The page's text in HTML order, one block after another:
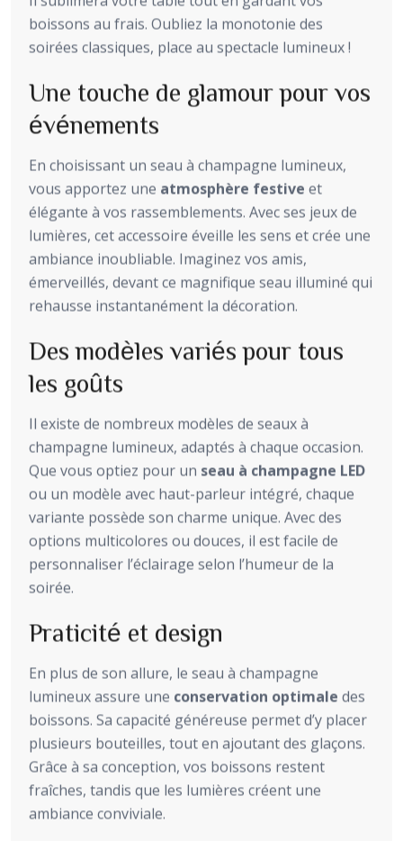
boissons au frais. Oubliez la monotonie des
soirées classiques, place au spectacle lumineux !
Une touche de glamour pour vos
événements
En choisissant un seau à champagne lumineux,
vous apportez une atmosphère festive et
élégante à vos rassemblements. Avec ses jeux de
lumières, cet accessoire éveille les sens et crée une
ambiance inoubliable. Imaginez vos amis,
émerveillés, devant ce magnifique seau illuminé qui
rehausse instantanément la décoration.
Des modèles variés pour tous
les goûts
Il existe de nombreux modèles de seaux à
champagne lumineux, adaptés à chaque occasion.
Que vous optiez pour un seau à champagne LED
ou un modèle avec haut-parleur intégré, chaque
variante possède son charme unique. Avec des
options multicolores ou douces, il est facile de
personnaliser l’éclairage selon l’humeur de la
soirée.
Praticité et design
En plus de son allure, le seau à champagne
lumineux assure une conservation optimale des
boissons. Sa capacité généreuse permet d’y placer
plusieurs bouteilles, tout en ajoutant des glaçons.
Grâce à sa conception, vos boissons restent
fraîches, tandis que les lumières créent une
ambiance conviviale.